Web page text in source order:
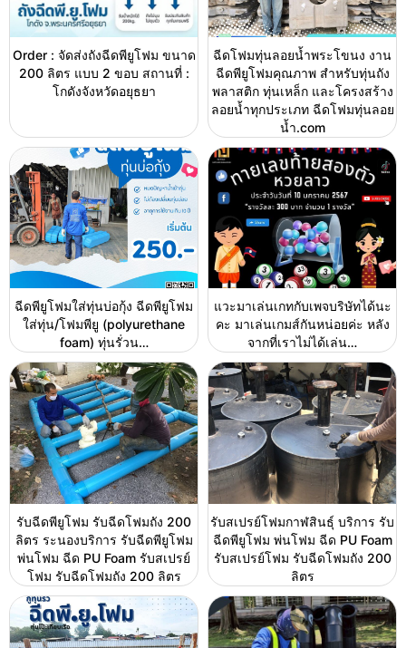
Order : จัดส่งถังฉีดพียูโฟม ขนาด
200 ลิตร แบบ 2 ขอบ สถานที่ :
โกดังจังหวัดอยุธยา
ฉีดโฟมทุ่นลอยน้ำพระโขนง งาน
ฉีดพียูโฟมคุณภาพ สำหรับทุ่นถัง
พลาสติก ทุ่นเหล็ก และโครงสร้าง
ลอยน้ำทุกประเภท ฉีดโฟมทุ่นลอย
น้ำ.com
ฉีดพียูโฟมใส่ทุ่นบ่อกุ้ง ฉีดพียูโฟม
ใส่ทุ่น/โฟมพียู (polyurethane
foam) ทุ่นรั่วน…
แวะมาเล่นเกทกับเพจบริษัทได้นะ
คะ มาเล่นเกมส์กันหน่อยค่ะ หลัง
จากที่เราไม่ได้เล่น…
รับฉีดพียูโฟม รับฉีดโฟมถัง 200
ลิตร ระนองบริการ รับฉีดพียูโฟม
พ่นโฟม ฉีด PU Foam รับสเปรย์
โฟม รับฉีดโฟมถัง 200 ลิตร
รับสเปรย์โฟมกาฬสินธุ์ บริการ รับ
ฉีดพียูโฟม พ่นโฟม ฉีด PU Foam
รับสเปรย์โฟม รับฉีดโฟมถัง 200
ลิตร